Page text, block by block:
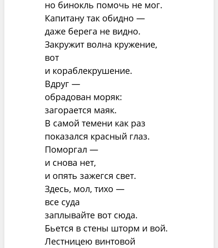
но бинокль помочь не мог.
Капитану так обидно —
даже берега не видно.
Закружит волна кружение,
вот
и кораблекрушение.
Вдруг —
обрадован моряк:
загорается маяк.
В самой темени как раз
показался красный глаз.
Поморгал —
и снова нет,
и опять зажегся свет.
Здесь, мол, тихо —
все суда
заплывайте вот сюда.
Бьется в стены шторм и вой.
Лестницею винтовой